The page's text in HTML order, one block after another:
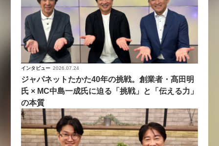
インタビュー 2026.07.24
ジャパネットたかた40年の挑戦。創業者・髙田明
氏 × MC中島一成氏に迫る「挑戦」と「伝える力」
の本質